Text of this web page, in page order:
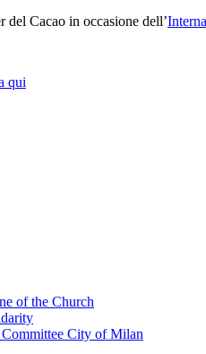
del Cacao in occasione dell’
qui
of the Church
City of Milan